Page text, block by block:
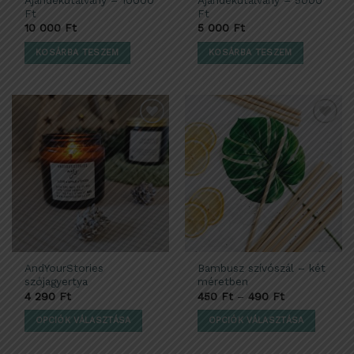
Ft
10 000 Ft
KOSÁRBA TESZEM
Ft
5 000 Ft
KOSÁRBA TESZEM
Kedvencekhez
AndYourStories
szójagyertya
4 290 Ft
OPCIÓK VÁLASZTÁSA
Kedvencekhez
adom
Bambusz szívószál – két
méretben
450 Ft –490 Ft
OPCIÓK VÁLASZTÁSA